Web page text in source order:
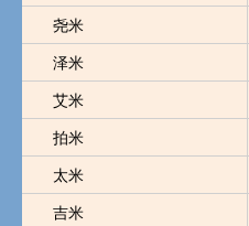
尧米
泽米
艾米
拍米
太米
吉米